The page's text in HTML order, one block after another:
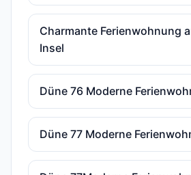
Charmante Ferienwohnung
Insel
Düne 76 Moderne
Düne 77 Moderne